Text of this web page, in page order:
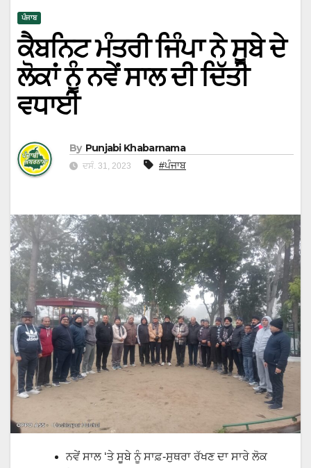
ਪੰਜਾਬ
ਕੈਬਨਿਟ ਮੰਤਰੀ ਜਿੰਪਾ ਨੇ ਸੂਬੇ ਦੇ
ਲੋਕਾਂ ਨੂੰ ਨਵੇਂ ਸਾਲ ਦੀ ਦਿੱਤੀ
ਵਧਾਈ
By Punjabi Khabarnama
ਦਸੰ. 31, 2023 #ਪੰਜਾਬ
ਨਵੇਂ ਸਾਲ ‘ਤੇ ਸੂਬੇ ਨੂੰ ਸਾਫ਼-ਸੁਥਰਾ ਰੱਖਣ ਦਾ ਸਾਰੇ ਲੋਕ